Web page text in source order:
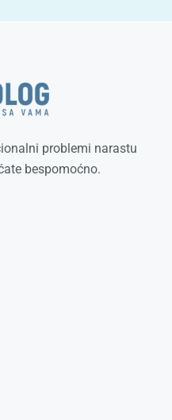
problemi narastu
bespomoćno.